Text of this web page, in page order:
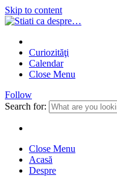
Skip to content
Curiozităţi
Calendar
Close Menu
Follow
Search for:
Close Menu
Acasă
Despre